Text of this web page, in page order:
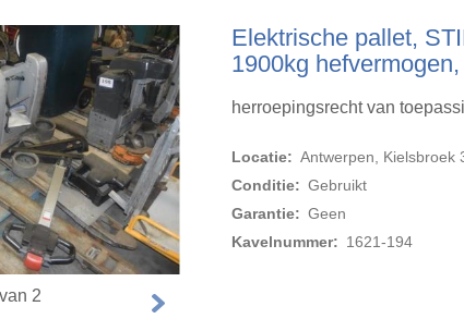
Elektrische pallet,
1900kg
herroepingsrecht van
Locatie: Antwerpen, Kielsbroek
Conditie: Gebruikt
Garantie: Geen
Kavelnummer: 1621-194
2